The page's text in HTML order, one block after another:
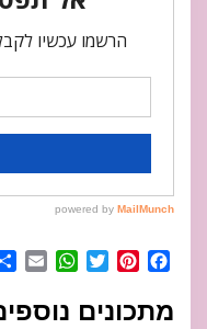
Facebook
Pinterest
Twitter
מתכונים